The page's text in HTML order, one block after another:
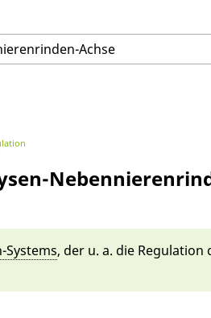
-Achse
Systems, der u. a. die Regulati­on